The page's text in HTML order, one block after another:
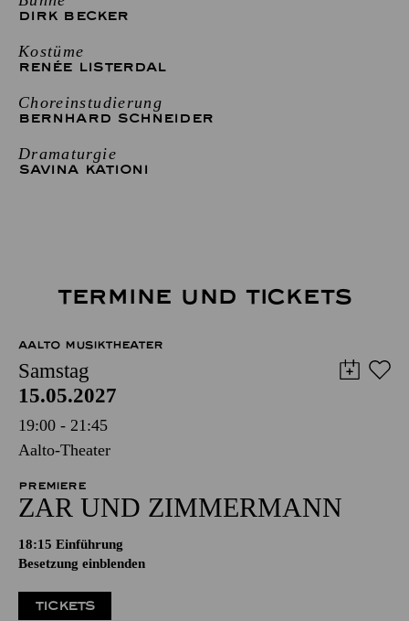
DIRK BECKER
Kostüme
RENÉE LISTERDAL
Choreinstudierung
BERNHARD SCHNEIDER
Dramaturgie
SAVINA KATIONI
TERMINE UND TICKETS
AALTO MUSIKTHEATER
Samstag
15.05.2027
19:00 - 21:45
Aalto-Theater
PREMIERE
ZAR UND ZIMMERMANN
18:15 Einführung
Besetzung einblenden
TICKETS